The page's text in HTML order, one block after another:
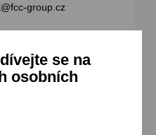
se na
osobních
group.cz